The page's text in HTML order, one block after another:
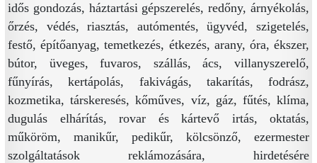
idős gondozás, háztartási gépszerelés, redőny, árnyékolás,
őrzés, védés, riasztás, autómentés, ügyvéd, szigetelés,
festő, építőanyag, temetkezés, étkezés, arany, óra, ékszer,
bútor, üveges, fuvaros, szállás, ács, villanyszerelő,
fűnyírás, kertápolás, fakivágás, takarítás, fodrász,
kozmetika, társkeresés, kőműves, víz, gáz, fűtés, klíma,
dugulás elhárítás, rovar és kártevő irtás, oktatás,
műköröm, manikűr, pedikűr, kölcsönző, ezermester
szolgáltatások reklámozására, hirdetésére